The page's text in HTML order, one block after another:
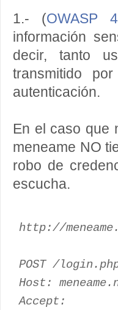
1.- (OWASP
información
decir, tanto
transmitido
autenticación.
En el caso que
meneame NO
robo de
escucha.
http://
POST /
Host:
Accept: